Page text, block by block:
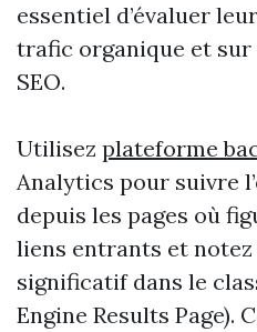
essentiel d’évaluer
trafic organique et sur
SEO.
Utilisez plateforme
Analytics pour suivre
depuis les pages où
liens entrants et
significatif dans le
Engine Results Page).